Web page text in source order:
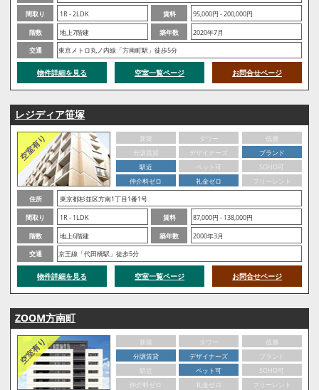
間取り
1R - 2LDK 賃料
95,000円 - 200,000円
階数
地上7階建 築年数
2020年7月
交通
東京メトロ丸ノ内線「方南町駅」徒歩5分
物件詳細を見る 空室一覧ページ お問合せページ
レジディア笹塚
新築 タワー
低層
分譲賃貸
デザイナーズ
ブランド
駅近
ペット可
SOHO可
仲介料ゼロ
礼金ゼロ
フリーレント
住所
東京都杉並区方南1丁目1番1号
間取り
1R - 1LDK 賃料
87,000円 - 138,000円
階数
地上6階建 築年数
2000年3月
交通
京王線「代田橋駅」徒歩5分
物件詳細を見る 空室一覧ページ お問合せページ
ZOOM方南町
新築 タワー
低層
分譲賃貸
デザイナーズ
ブランド
駅近
ペット可
SOHO可
仲介料ゼロ
礼金ゼロ
フリーレント